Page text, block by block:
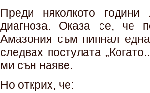
Преди няколкото години
диагноза. Оказа се, че
Амазония съм пипнал
следвах постулата
ми сън наяве.
Но открих, че: